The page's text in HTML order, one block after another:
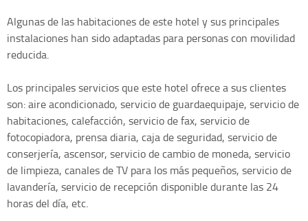
Algunas de las habitaciones de este hotel y sus principales
instalaciones han sido adaptadas para personas con movilidad
reducida.
Los principales servicios que este hotel ofrece a sus clientes
son: aire acondicionado, servicio de guardaequipaje, servicio de
habitaciones, calefacción, servicio de fax, servicio de
fotocopiadora, prensa diaria, caja de seguridad, servicio de
conserjería, ascensor, servicio de cambio de moneda, servicio
de limpieza, canales de TV para los más pequeños, servicio de
lavandería, servicio de recepción disponible durante las 24
horas del día, etc.